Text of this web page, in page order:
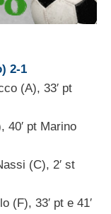
2-1
(A), 33′ pt
40′ pt Marino
(C), 2′ st
(F), 33′ pt e 41′